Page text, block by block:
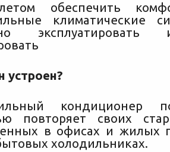
обеспечить
климатические
устроен?
кондиционер
повторяет своих
в офисах и жилых
холодильниках.